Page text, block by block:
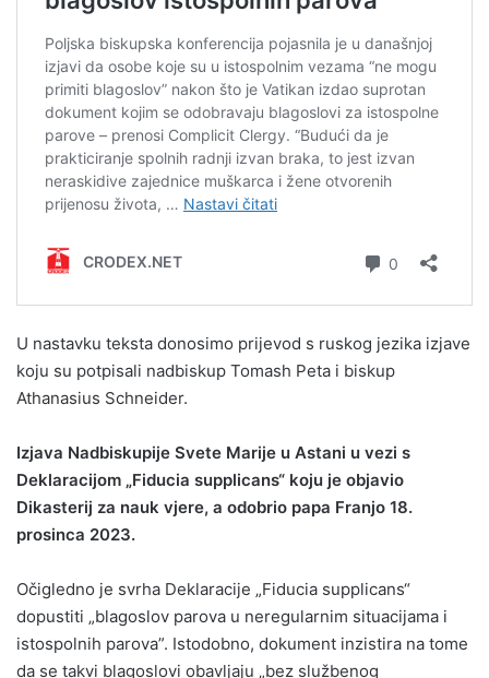
U nastavku teksta donosimo prijevod s ruskog jezika izjave
koju su potpisali nadbiskup Tomash Peta i biskup
Athanasius Schneider.
Izjava Nadbiskupije Svete Marije u Astani u vezi s
Deklaracijom „Fiducia supplicans“ koju je objavio
Dikasterij za nauk vjere, a odobrio papa Franjo 18.
prosinca 2023.
Očigledno je svrha Deklaracije „Fiducia supplicans“
dopustiti „blagoslov parova u neregularnim situacijama i
istospolnih parova”. Istodobno, dokument inzistira na tome
da se takvi blagoslovi obavljaju „bez službenog